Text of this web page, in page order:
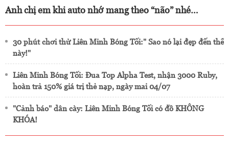
Anh chị em khi auto nhớ mang theo “não” nhé…
30 phút chơi thử Liên Minh Bóng Tối:" Sao nó lại đẹp đến thế
này!"
Liên Minh Bóng Tối: Đua Top Alpha Test, nhận 3000 Ruby,
hoàn trả 150% giá trị thẻ nạp, ngày mai 04/07
"Cảnh báo" dân cày: Liên Minh Bóng Tối có đồ KHÔNG
KHÓA!